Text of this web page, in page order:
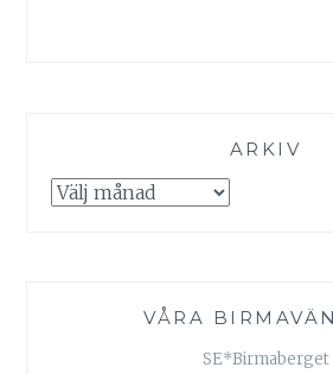
ARKIV
Arkiv
VÅRA
SE*Birmaberget